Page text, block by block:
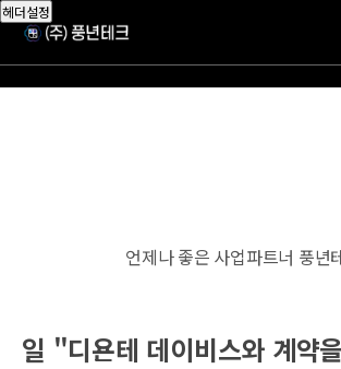
헤더설정
언제나 좋은 사업파트너 풍년
일 "디욘테 데이비스와 계약